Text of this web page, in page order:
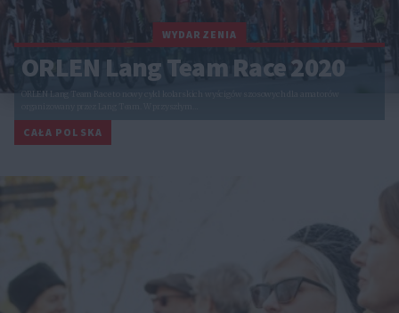
WYDARZENIA
ORLEN Lang Team Race 2020
ORLEN Lang Team Race to nowy cykl kolarskich wyścigów szosowych dla amatorów
CAŁA POLSKA